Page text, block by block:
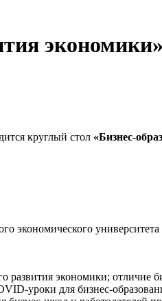
экономики»
круглый стол «Бизнес-
экономического
развития экономики; отличие
уроки для бизнес-